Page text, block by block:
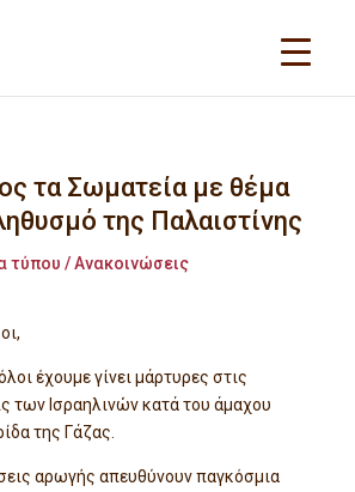
τα Σωματεία με θέμα
της Παλαιστίνης
τύπου / Ανακοινώσεις
έχουμε γίνει μάρτυρες στις
των Ισραηλινών κατά του άμαχου
της Γάζας.
αρωγής απευθύνουν παγκόσμια